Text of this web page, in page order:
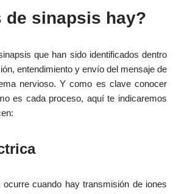
de sinapsis hay?
que han sido identificados dentro
entendimiento y envío del mensaje de
nervioso. Y como es clave conocer
es cada proceso, aquí te indicaremos
ocurre cuando hay transmisión de iones